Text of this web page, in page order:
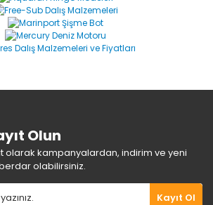
Yorum Yaz
kalitesiz, bozuk veya görüntülenemiyor.
eksik bilgiler bulunuyor.
hatalar bulunuyor.
Olun
olarak kampanyalardan, indirim ve yeni
olabilirsiniz.
Kayıt Ol